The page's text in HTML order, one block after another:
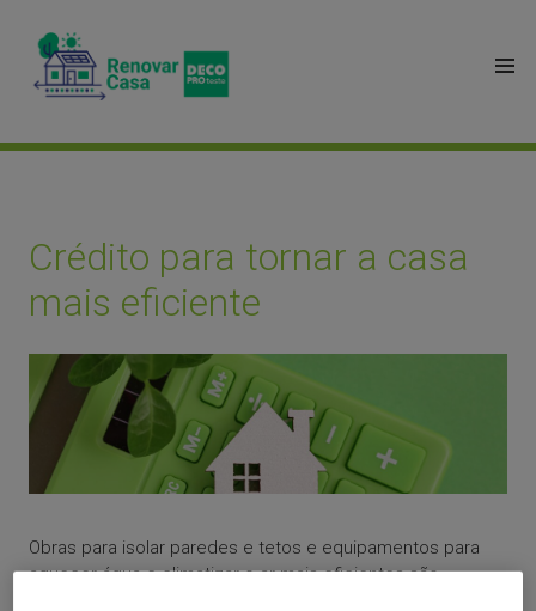
Crédito para tornar a casa
mais eficiente
Obras para isolar paredes e tetos e equipamentos para
aquecer água e climatizar o ar mais eficientes são